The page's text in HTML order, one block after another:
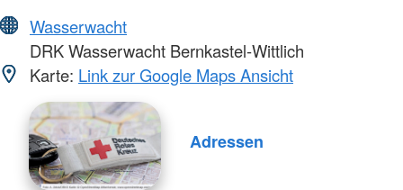
Wasserwacht
DRK Wasserwacht Bernkastel-Wittlich
Karte: Link zur Google Maps Ansicht
Adressen